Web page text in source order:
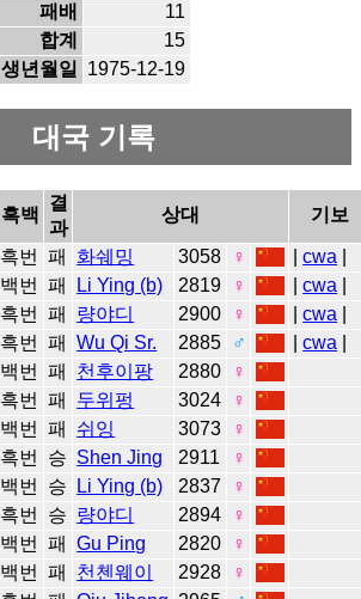
패배
11
합계
15
생년월일
1975-12-19
대국 기록
흑백
결
과
상대 기보
흑번 패 화쉐밍 3058 ♀ |cwa
백번 패 Li Ying (b) 2819 ♀ |cwa
흑번 패 량야디 2900 ♀ |cwa
흑번 패 Wu Qi Sr. 2885 ♂ |cwa
백번 패 천후이팡 2880
♀
흑번 패 두위펑 3024
♀
백번 패 쉬잉 3073
♀
흑번 승 Shen Jing 2911
♀
백번 승 Li Ying (b) 2837
♀
흑번 승 량야디 2894
♀
백번 패 Gu Ping 2820
♀
백번 패 천첸웨이 2928
♀